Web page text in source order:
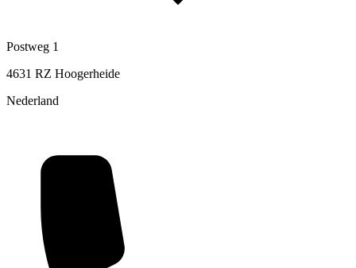
Postweg 1
4631 RZ Hoogerheide
Nederland